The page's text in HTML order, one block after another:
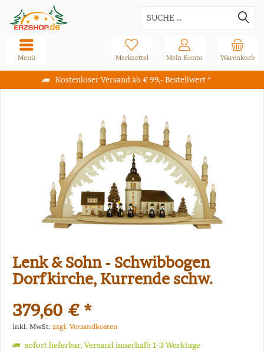
Kostenloser Versand ab € 99,- Bestellwert *
Warenkorb
Merkzettel Mein Konto
Menü
Lenk & Sohn - Schwibbogen
Dorfkirche, Kurrende schw.
379,60 € *
inkl. MwSt. zzgl. Versandkosten
sofort lieferbar, Versand innerhalb 1-3 Werktage